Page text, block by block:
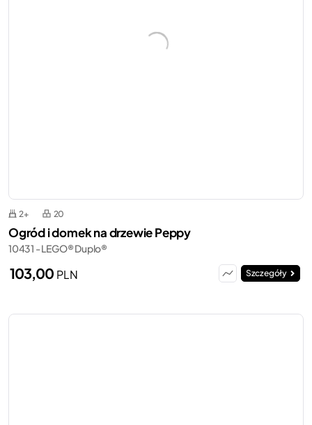
2+ 20
Ogród i domek na drzewie Peppy
10431 - LEGO® Duplo®
103,00 PLN Szczegóły